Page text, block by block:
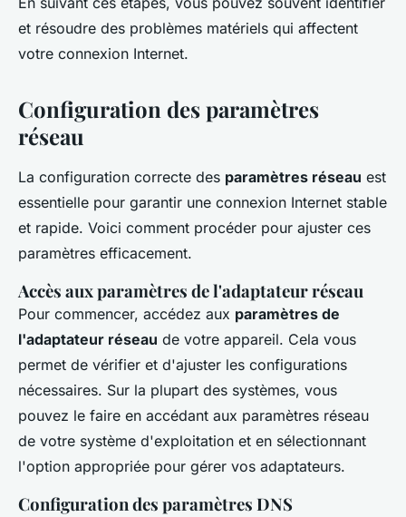
et résoudre des problèmes matériels qui affectent
votre connexion Internet.
Configuration des paramètres
réseau
La configuration correcte des paramètres réseau est
essentielle pour garantir une connexion Internet stable
et rapide. Voici comment procéder pour ajuster ces
paramètres efficacement.
Accès aux paramètres de l'adaptateur réseau
Pour commencer, accédez aux paramètres de
l'adaptateur réseau de votre appareil. Cela vous
permet de vérifier et d'ajuster les configurations
nécessaires. Sur la plupart des systèmes, vous
pouvez le faire en accédant aux paramètres réseau
de votre système d'exploitation et en sélectionnant
l'option appropriée pour gérer vos adaptateurs.
Configuration des paramètres DNS